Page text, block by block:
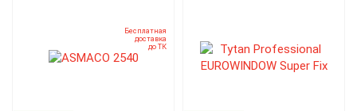
Бесплатная
доставка
до ТК